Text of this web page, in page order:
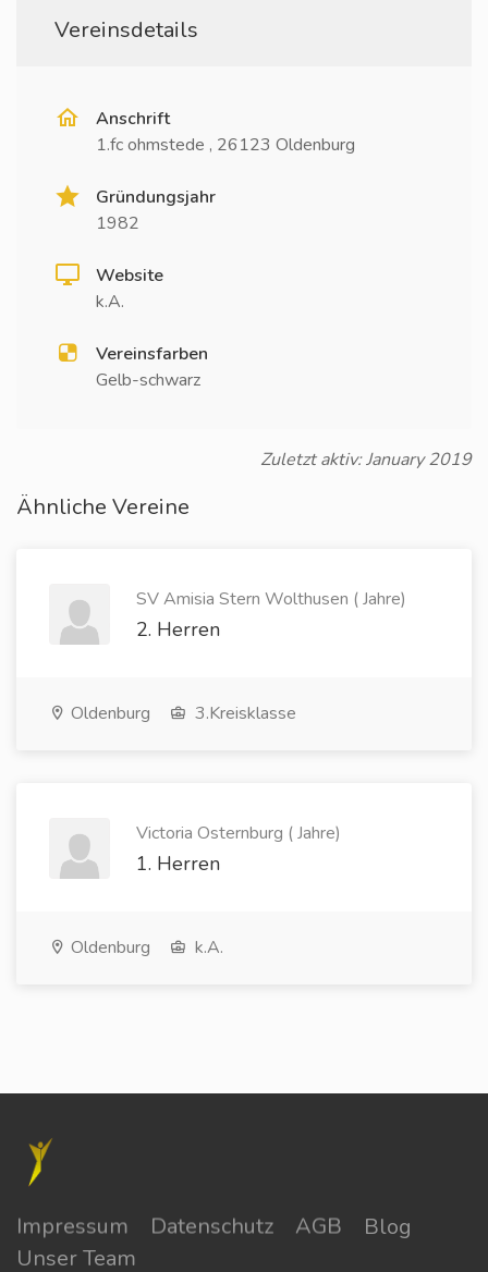
Vereinsdetails
Anschrift
1.fc ohmstede , 26123 Oldenburg
Gründungsjahr
1982
Website
k.A.
Vereinsfarben
Gelb-schwarz
Zuletzt aktiv: January 2019
Ähnliche Vereine
SV Amisia Stern Wolthusen ( Jahre)
2. Herren
Oldenburg 3.Kreisklasse
Victoria Osternburg ( Jahre)
1. Herren
Oldenburg k.A.
Impressum Datenschutz AGB
Blog
Unser Team